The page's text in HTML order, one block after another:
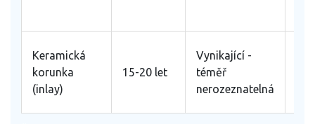
Keramická
korunka
(inlay)
15-20 let
Vynikající -
téměř
nerozeznatelná